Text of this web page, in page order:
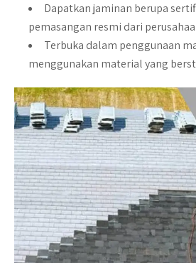
Dapatkan jaminan berupa
pemasangan resmi dari
Terbuka dalam penggunaan
menggunakan material yang